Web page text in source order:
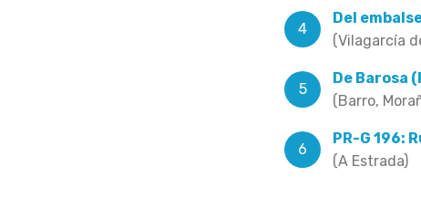
Del
(Vilagarcía
De Barosa
(Barro,
PR-G 196:
(A Estrada)